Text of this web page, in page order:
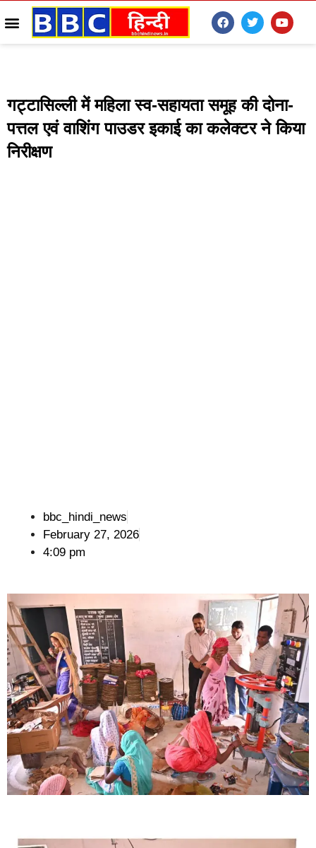
गट्टासिल्ली में महिला स्व-सहायता समूह की दोना-
पत्तल एवं वाशिंग पाउडर इकाई का कलेक्टर ने किया
निरीक्षण
bbc_hindi_news
February 27, 2026
4:09 pm